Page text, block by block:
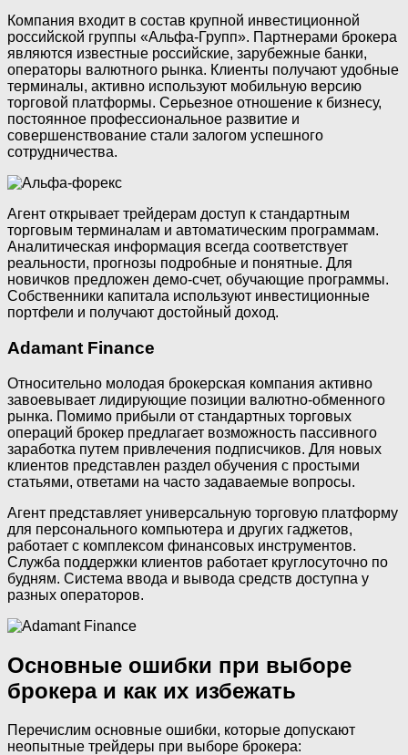
Компания входит в состав крупной инвестиционной
российской группы «Альфа-Групп». Партнерами брокера
являются известные российские, зарубежные банки,
операторы валютного рынка. Клиенты получают удобные
терминалы, активно используют мобильную версию
торговой платформы. Серьезное отношение к бизнесу,
постоянное профессиональное развитие и
совершенствование стали залогом успешного
сотрудничества.
Агент открывает трейдерам доступ к стандартным
торговым терминалам и автоматическим программам.
Аналитическая информация всегда соответствует
реальности, прогнозы подробные и понятные. Для
новичков предложен демо-счет, обучающие программы.
Собственники капитала используют инвестиционные
портфели и получают достойный доход.
Adamant Finance
Относительно молодая брокерская компания активно
завоевывает лидирующие позиции валютно-обменного
рынка. Помимо прибыли от стандартных торговых
операций брокер предлагает возможность пассивного
заработка путем привлечения подписчиков. Для новых
клиентов представлен раздел обучения с простыми
статьями, ответами на часто задаваемые вопросы.
Агент представляет универсальную торговую платформу
для персонального компьютера и других гаджетов,
работает с комплексом финансовых инструментов.
Служба поддержки клиентов работает круглосуточно по
будням. Система ввода и вывода средств доступна у
разных операторов.
Основные ошибки при выборе
брокера и как их избежать
Перечислим основные ошибки, которые допускают
неопытные трейдеры при выборе брокера: